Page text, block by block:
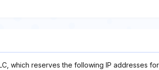
which reserves the following IP addresses for